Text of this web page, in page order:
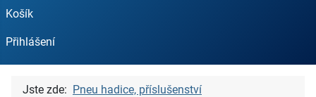
Košík
Přihlášení
Jste zde: Pneu hadice, příslušenství